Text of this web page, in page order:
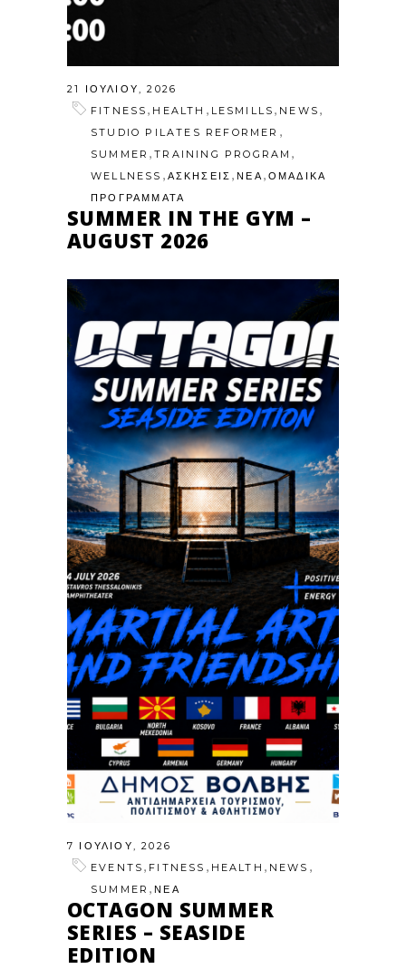
21 ΙΟΥΛΊΟΥ, 2026
FITNESS , HEALTH , LESMILLS , NEWS ,
STUDIO PILATES REFORMER ,
SUMMER ,TRAINING PROGRAM ,
WELLNESS , ΑΣΚΗΣΕΙΣ ,ΝΕΑ , ΟΜΑΔΙΚΑ
ΠΡΟΓΡΑΜΜΑΤΑ
SUMMER IN THE GYM –
AUGUST 2026
7 ΙΟΥΛΊΟΥ, 2026
EVENTS , FITNESS , HEALTH , NEWS ,
SUMMER ,ΝΕΑ
OCTAGON SUMMER
SERIES – SEASIDE
EDITION